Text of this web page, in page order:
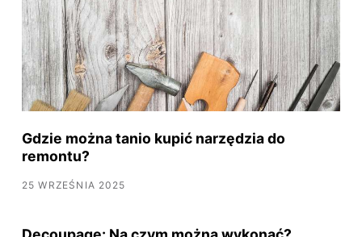
Gdzie można tanio kupić narzędzia do
remontu?
25 WRZEŚNIA 2025